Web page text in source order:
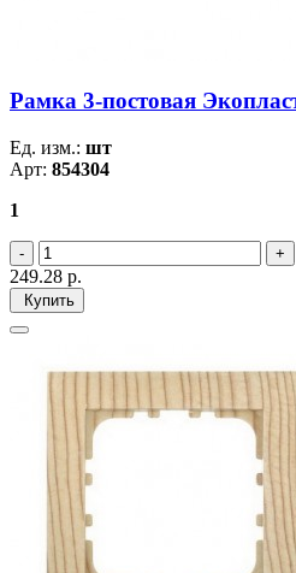
Рамка 3-постовая
Ед. изм.: шт
Арт: 854304
1
249.28 р.
Купить